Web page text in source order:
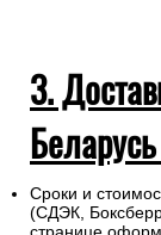
3.
Сроки и
(СДЭК,